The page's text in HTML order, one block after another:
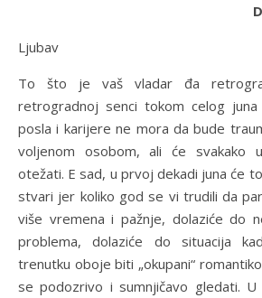
Ljubav
To što je vaš vladar đa
retrogradnoj senci tokom celog
posla i karijere ne mora da bude
voljenom osobom, ali će svakako
otežati. E sad, u prvoj dekadi juna će
stvari jer koliko god se vi trudili da
više vremena i pažnje, dolaziće do
problema, dolaziće do situacija
trenutku oboje biti „okupani“
se podozrivo i sumnjičavo gledati.